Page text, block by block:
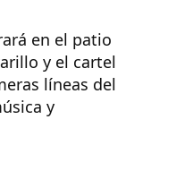
en el patio
y el cartel
líneas del
y